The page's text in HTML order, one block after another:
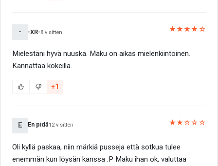
- -XR-8 v sitten ★★★★☆
Mielestäni hyvä nuuska. Maku on aikas mielenkiintoinen.
Kannattaa kokeilla.
+1
E En pidä12 v sitten ★★☆☆☆
Oli kyllä paskaa, niin märkiä pusseja että sotkua tulee
enemmän kun löysän kanssa :P Maku ihan ok, valuttaa